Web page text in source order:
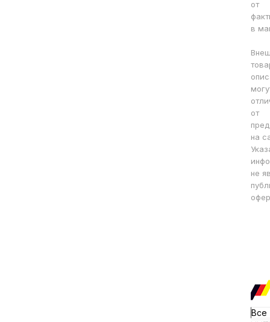
от
в
от
на
не
Все